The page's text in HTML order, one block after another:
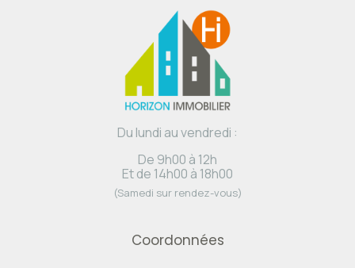
Du lundi au vendredi :
De 9h00 à 12h
Et de 14h00 à 18h00
(Samedi sur rendez-vous)
Coordonnées